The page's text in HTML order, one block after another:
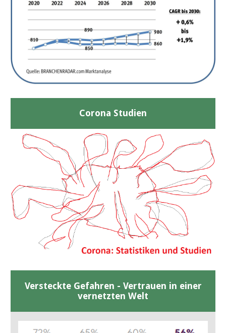
Corona Studien
Versteckte Gefahren - Vertrauen in einer
vernetzten Welt